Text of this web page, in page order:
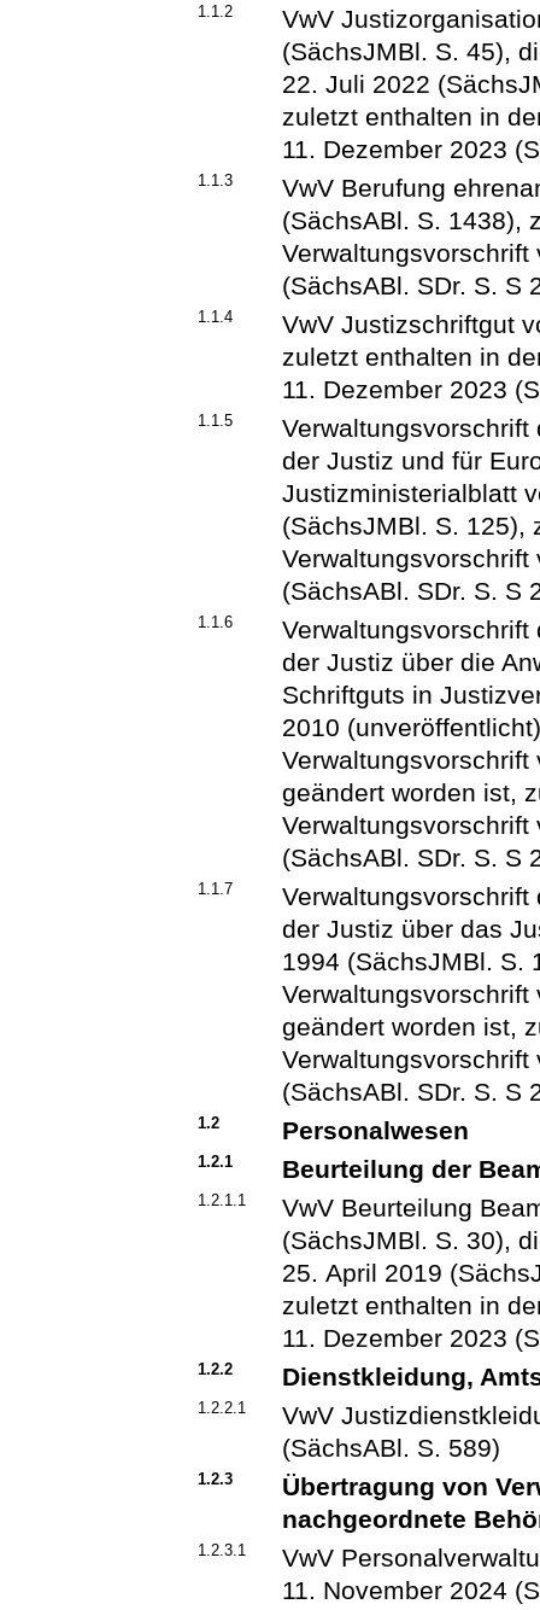
1.1.2
VwV
(SächsJMBl. S. 45),
22. Juli 2022
zuletzt enthalten in
11. Dezember 2023
1.1.3
VwV Berufung
(SächsABl. S. 1438),
Verwaltungsvorschrift
(SächsABl. SDr. S. S
1.1.4
VwV Justizschriftgut
zuletzt enthalten in
11. Dezember 2023
1.1.5
der Justiz und für
Justizministerialblatt
(SächsJMBl. S. 125),
Verwaltungsvorschrift
(SächsABl. SDr. S. S
1.1.6
der Justiz über die
Schriftguts in
2010
geändert worden ist,
Verwaltungsvorschrift
(SächsABl. SDr. S. S
1.1.7
der Justiz über das
1994 (SächsJMBl. S.
geändert worden ist,
Verwaltungsvorschrift
(SächsABl. SDr. S. S
1.2 Personalwesen
1.2.1 Beurteilung der
1.2.1.1
VwV Beurteilung
(SächsJMBl. S. 30),
25. April 2019
zuletzt enthalten in
11. Dezember 2023
1.2.2 Dienstkleidung,
1.2.2.1
VwV
(SächsABl. S. 589)
1.2.3
Übertragung von
nachgeordnete
1.2.3.1
VwV
11. November 2024